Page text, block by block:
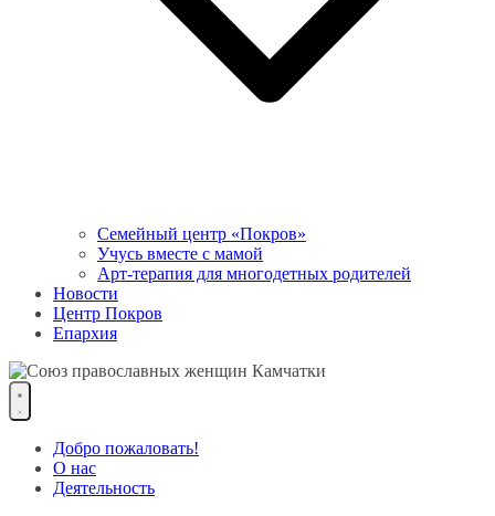
Семейный центр «Покров»
Учусь вместе с мамой
Арт-терапия для многодетных родителей
Новости
Центр Покров
Епархия
Добро пожаловать!
О нас
Деятельность